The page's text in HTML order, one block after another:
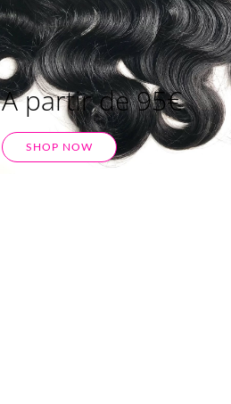
A partir de 95€
SHOP NOW